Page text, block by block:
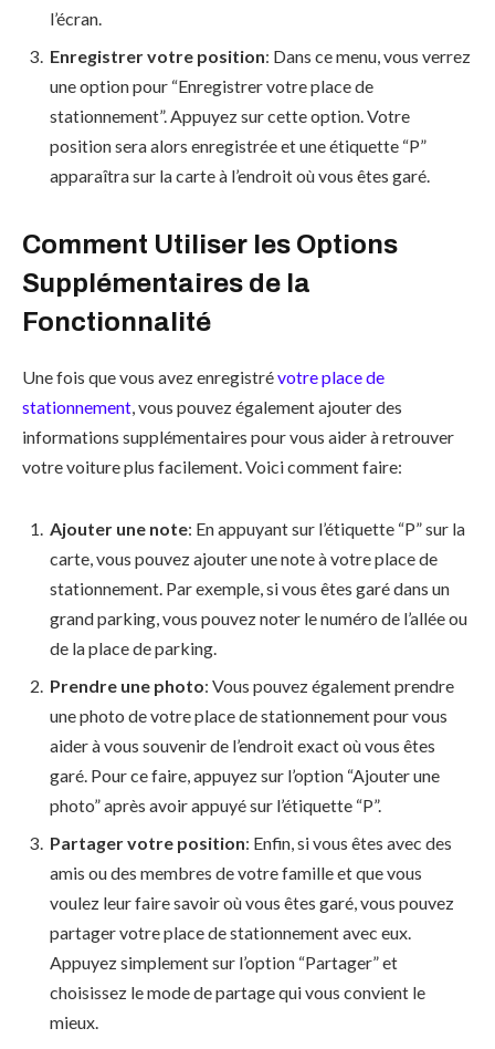
l’écran.
Enregistrer votre position: Dans ce menu, vous verrez
une option pour “Enregistrer votre place de
stationnement”. Appuyez sur cette option. Votre
position sera alors enregistrée et une étiquette “P”
apparaîtra sur la carte à l’endroit où vous êtes garé.
Comment Utiliser les Options
Supplémentaires de la
Fonctionnalité
Une fois que vous avez enregistrévotre place de
stationnement, vous pouvez également ajouter des
informations supplémentaires pour vous aider à retrouver
votre voiture plus facilement. Voici comment faire:
Ajouter une note: En appuyant sur l’étiquette “P” sur la
carte, vous pouvez ajouter une note à votre place de
stationnement. Par exemple, si vous êtes garé dans un
grand parking, vous pouvez noter le numéro de l’allée ou
de la place de parking.
Prendre une photo: Vous pouvez également prendre
une photo de votre place de stationnement pour vous
aider à vous souvenir de l’endroit exact où vous êtes
garé. Pour ce faire, appuyez sur l’option “Ajouter une
photo” après avoir appuyé sur l’étiquette “P”.
Partager votre position: Enfin, si vous êtes avec des
amis ou des membres de votre famille et que vous
voulez leur faire savoir où vous êtes garé, vous pouvez
partager votre place de stationnement avec eux.
Appuyez simplement sur l’option “Partager” et
choisissez le mode de partage qui vous convient le
mieux.